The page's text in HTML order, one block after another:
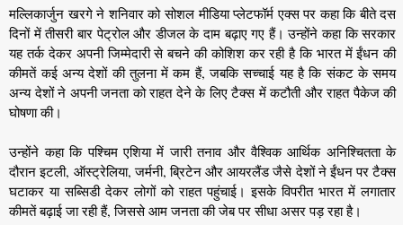
मल्लिकार्जुन खरगे ने शनिवार को सोशल मीडिया प्लेटफॉर्म एक्स पर कहा कि बीते दस
दिनों में तीसरी बार पेट्रोल और डीजल के दाम बढ़ाए गए हैं। उन्होंने कहा कि सरकार
यह तर्क देकर अपनी जिम्मेदारी से बचने की कोशिश कर रही है कि भारत में ईंधन की
कीमतें कई अन्य देशों की तुलना में कम हैं, जबकि सच्चाई यह है कि संकट के समय
अन्य देशों ने अपनी जनता को राहत देने के लिए टैक्स में कटौती और राहत पैकेज की
घोषणा की।
उन्होंने कहा कि पश्चिम एशिया में जारी तनाव और वैश्विक आर्थिक अनिश्चितता के
दौरान इटली, ऑस्ट्रेलिया, जर्मनी, ब्रिटेन और आयरलैंड जैसे देशों ने ईंधन पर टैक्स
घटाकर या सब्सिडी देकर लोगों को राहत पहुंचाई। इसके विपरीत भारत में लगातार
कीमतें बढ़ाई जा रही हैं, जिससे आम जनता की जेब पर सीधा असर पड़ रहा है।